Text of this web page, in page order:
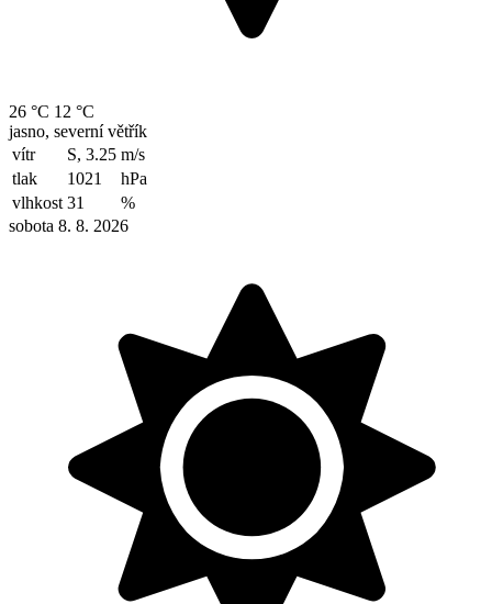
26 °C 12 °C
jasno, severní větřík
vítr
S, 3.25 m/s
tlak
1021
hPa
vlhkost 31
%
sobota 8. 8. 2026